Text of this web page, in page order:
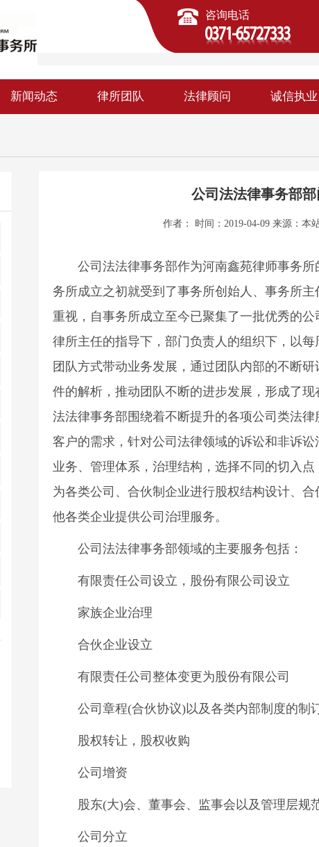
咨询电话
新闻动态 律所团队 法律顾问 诚信执业
公司法法律事务部
作者： 时间：2019-04-09 来源： 本
公司法法律事务部作为河南鑫苑律师事务所
务所成立之初就受到了事务所创始人、事务所
重视，自事务所成立至今已聚集了一批优秀的
律所主任的指导下，部门负责人的组织下，以
团队方式带动业务发展，通过团队内部的不断
件的解析，推动团队不断的进步发展，形成了
法法律事务部围绕着不断提升的各项公司类法
客户的需求，针对公司法律领域的诉讼和非诉
业务、管理体系，治理结构，选择不同的切入
为各类公司、合伙制企业进行股权结构设计、
他各类企业提供公司治理服务。
公司法法律事务部领域的主要服务包括：
有限责任公司设立，股份有限公司设立
家族企业治理
合伙企业设立
有限责任公司整体变更为股份有限公司
公司章程(合伙协议)以及各类内部制度的制
股权转让，股权收购
公司增资
股东(大)会、董事会、监事会以及管理层规
公司分立